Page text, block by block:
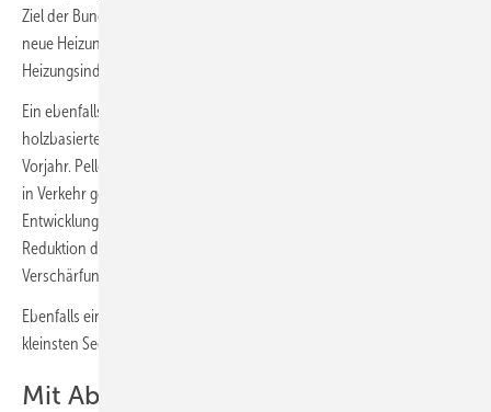
Ziel der Bundesregierung ist es, ab dem Jahr 2024 jährlich 500 000
neue Heizungs-Wärmepumpen in den Markt zu bringen. Die
Heizungsindustrie unterstützt dieses Ziel ausdrücklich.
Ein ebenfalls starkes Wachstum verzeichnet das Produktsegment der
holzbasierten Systeme mit einem Plus von 14 % gegenüber dem
Vorjahr. Pellet-Heizkessel trugen mit einem Plus von 21 % und 55 000
in Verkehr gebrachten Geräten am stärksten zu dieser positiven
Entwicklung bei. Vor diesem Hintergrund kritisiert der BDH die
Reduktion der Fördermittel für holzbasierte Systeme bei gleichzeitiger
Verschärfung der technischen Anforderungen.
Ebenfalls ein deutliches Wachstum gab es im nach absoluten Zahlen
kleinsten Segment Öl-Heizkessel mit 18 %.
Mit Abstand das größte Segment